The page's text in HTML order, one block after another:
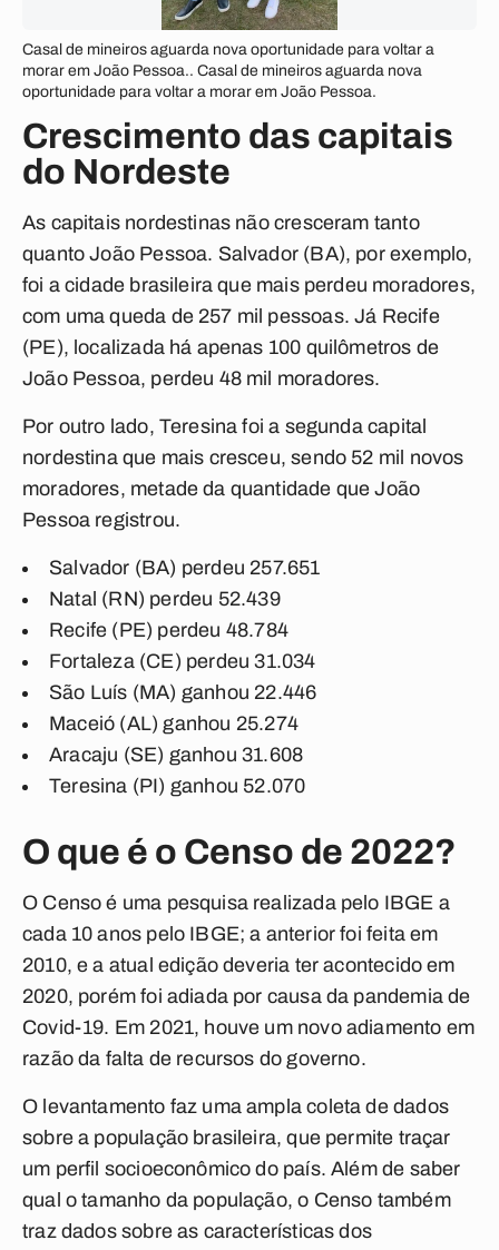
Casal de mineiros aguarda nova oportunidade para voltar a
morar em João Pessoa.. Casal de mineiros aguarda nova
oportunidade para voltar a morar em João Pessoa.
Crescimento das capitais
do Nordeste
As capitais nordestinas não cresceram tanto
quanto João Pessoa. Salvador (BA), por exemplo,
foi a cidade brasileira que mais perdeu moradores,
com uma queda de 257 mil pessoas. Já Recife
(PE), localizada há apenas 100 quilômetros de
João Pessoa, perdeu 48 mil moradores.
Por outro lado, Teresina foi a segunda capital
nordestina que mais cresceu, sendo 52 mil novos
moradores, metade da quantidade que João
Pessoa registrou.
Salvador (BA) perdeu 257.651
Natal (RN) perdeu 52.439
Recife (PE) perdeu 48.784
Fortaleza (CE) perdeu 31.034
São Luís (MA) ganhou 22.446
Maceió (AL) ganhou 25.274
Aracaju (SE) ganhou 31.608
Teresina (PI) ganhou 52.070
O que é o Censo de 2022?
O Censo é uma pesquisa realizada pelo IBGE a
cada 10 anos pelo IBGE; a anterior foi feita em
2010, e a atual edição deveria ter acontecido em
2020, porém foi adiada por causa da pandemia de
Covid-19. Em 2021, houve um novo adiamento em
razão da falta de recursos do governo.
O levantamento faz uma ampla coleta de dados
sobre a população brasileira, que permite traçar
um perfil socioeconômico do país. Além de saber
qual o tamanho da população, o Censo também
traz dados sobre as características dos